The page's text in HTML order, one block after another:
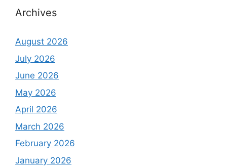
Archives
August 2026
July 2026
June 2026
May 2026
April 2026
March 2026
February 2026
January 2026